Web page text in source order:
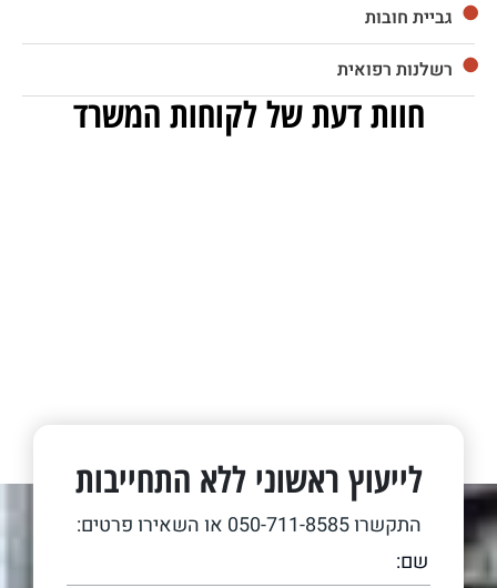
גביית חובות
רשלנות רפואית
חוות דעת של לקוחות המשרד
לייעוץ ראשוני ללא התחייבות
התקשרו050-711-8585 או השאירו פרטים: